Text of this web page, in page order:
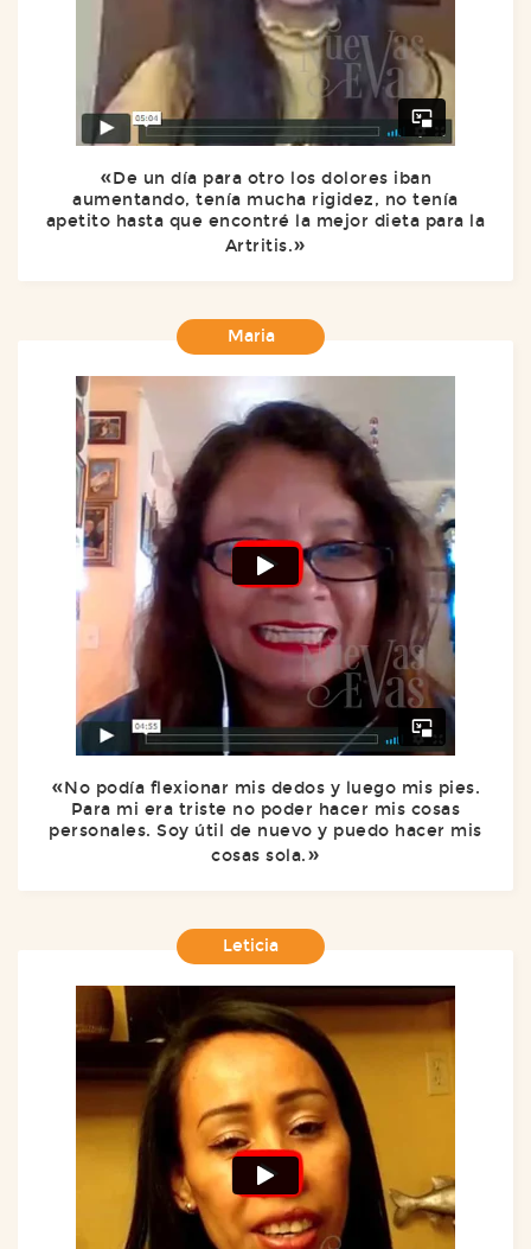
De un día para otro los dolores iban
aumentando, tenía mucha rigidez, no tenía
apetito hasta que encontré la mejor dieta para la
Artritis.
Maria
No podía flexionar mis dedos y luego mis pies.
Para mi era triste no poder hacer mis cosas
personales. Soy útil de nuevo y puedo hacer mis
cosas sola.
Leticia